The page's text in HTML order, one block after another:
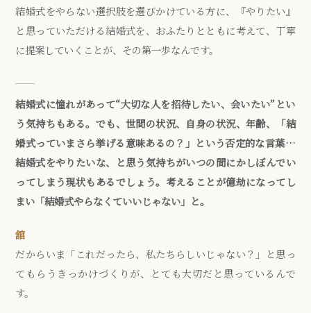
結婚式をやらない選択肢を選びかけている方に、『やりたい』
と思っていただける結婚式を、おふたりとともに考えて、丁寧
に提案していくことが、その第一歩なんです。
結婚式に憧れがあって“大切な人を招待したい、会いたい”とい
う気持ちもある。でも、世間の状況、自身の状況、年齢、「結
婚式っていまさら挙げる意味あるの？」という否定的な言葉…
結婚式をやりたいな、と思う気持ちがいつの間にかしぼんでい
ってしまう現状もあるでしょう。考えることが億劫になってし
まい「結婚式やらなくていいじゃない」と。
舘
だからいま「これだったら、私たちらしいじゃない？」と思っ
てもらうきっかけづくりが、とても大切だと思っているんで
す。